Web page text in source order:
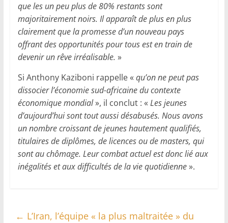
que les un peu plus de 80% restants sont
majoritairement noirs. Il apparaît de plus en plus
clairement que la promesse d’un nouveau pays
offrant des opportunités pour tous est en train de
devenir un rêve irréalisable. »
Si Anthony Kaziboni rappelle « qu’on ne peut pas
dissocier l’économie sud-africaine du contexte
économique mondial», il conclut : « Les jeunes
d’aujourd’hui sont tout aussi désabusés. Nous avons
un nombre croissant de jeunes hautement qualifiés,
titulaires de diplômes, de licences ou de masters, qui
sont au chômage. Leur combat actuel est donc lié aux
inégalités et aux difficultés de la vie quotidienne».
← L’Iran, l’équipe « la plus maltraitée » du